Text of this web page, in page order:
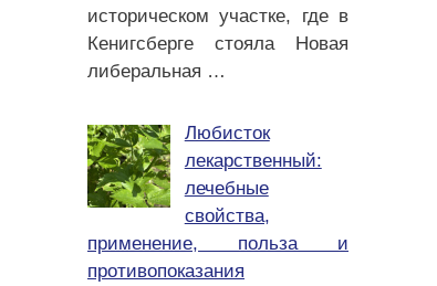
историческом участке, где в
Кенигсберге стояла Новая
либеральная …
Любисток
лекарственный:
лечебные
свойства,
применение, польза и
противопоказания